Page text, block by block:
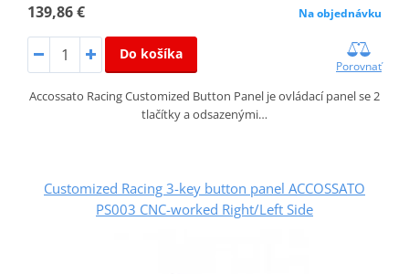
139,86 € Na objednávku
Do košíka
Porovnať
Accossato Racing Customized Button Panel je ovládací panel se 2
tlačítky a odsazenými…
Customized Racing 3-key button panel ACCOSSATO
PS003 CNC-worked Right/Left Side